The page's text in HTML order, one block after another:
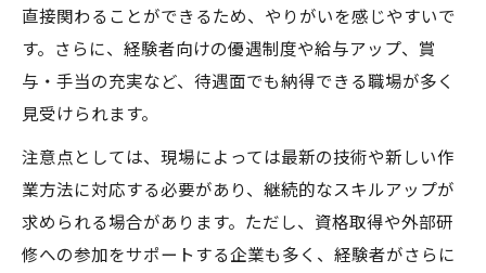
直接関わることができるため、やりがいを感じやすいで
す。さらに、経験者向けの優遇制度や給与アップ、賞
与・手当の充実など、待遇面でも納得できる職場が多く
見受けられます。
注意点としては、現場によっては最新の技術や新しい作
業方法に対応する必要があり、継続的なスキルアップが
求められる場合があります。ただし、資格取得や外部研
修への参加をサポートする企業も多く、経験者がさらに